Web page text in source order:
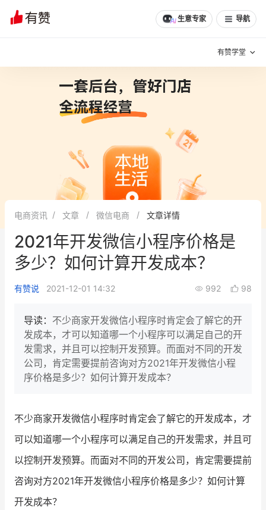
生意专家 导航
有赞学堂
增长方法
有赞专家说
新零售最佳实践
面对面聊增长
新零售大会 新零售茶会
增长产品指南
智库 产品场景库
行业洞察
品牌消费观 行业报告
培训课程
电商资讯 文章 微信电商 文章详情
2021年开发微信小程序价格是
多少？如何计算开发成本？
有赞说 2021-12-01 14:32 992 98
导读： 不少商家开发微信小程序时肯定会了解它的开
发成本，才可以知道哪一个小程序可以满足自己的开
发需求，并且可以控制开发预算。而面对不同的开发
公司，肯定需要提前咨询对方2021年开发微信小程
序价格是多少？如何计算开发成本？
不少商家开发微信小程序时肯定会了解它的开发成本，才
可以知道哪一个小程序可以满足自己的开发需求，并且可
以控制开发预算。而面对不同的开发公司，肯定需要提前
咨询对方2021年开发微信小程序价格是多少？如何计算
开发成本？